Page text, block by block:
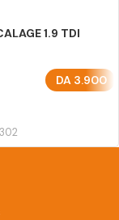
1.9 TDI
DA 3.900